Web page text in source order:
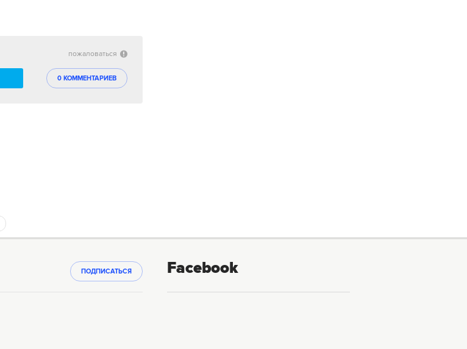
0 КОММЕНТАРИЕВ
пожаловаться
ПОДПИСАТЬСЯ Facebook